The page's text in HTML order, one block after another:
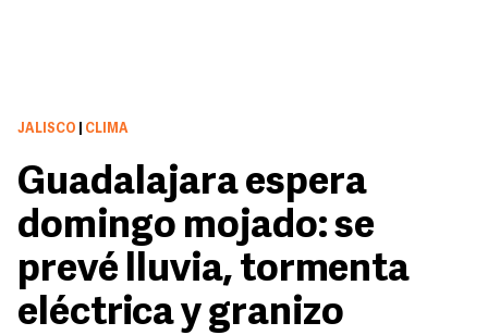
JALISCO CLIMA
Guadalajara espera
domingo mojado: se
prevé lluvia, tormenta
eléctrica y granizo